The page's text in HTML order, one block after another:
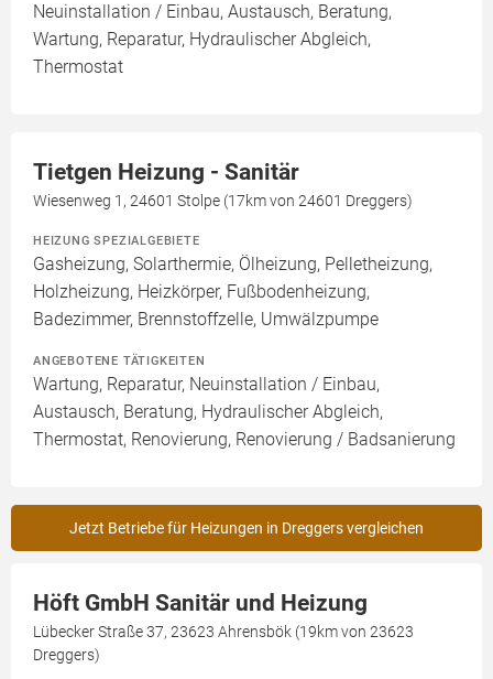
Neuinstallation / Einbau, Austausch, Beratung,
Wartung, Reparatur, Hydraulischer Abgleich,
Thermostat
Tietgen Heizung - Sanitär
Wiesenweg 1, 24601 Stolpe (17km von 24601 Dreggers)
HEIZUNG SPEZIALGEBIETE
Gasheizung, Solarthermie, Ölheizung, Pelletheizung,
Holzheizung, Heizkörper, Fußbodenheizung,
Badezimmer, Brennstoffzelle, Umwälzpumpe
ANGEBOTENE TÄTIGKEITEN
Wartung, Reparatur, Neuinstallation / Einbau,
Austausch, Beratung, Hydraulischer Abgleich,
Thermostat, Renovierung, Renovierung / Badsanierung
Jetzt Betriebe für Heizungen in Dreggers vergleichen
Höft GmbH Sanitär und Heizung
Lübecker Straße 37, 23623 Ahrensbök (19km von 23623
Dreggers)